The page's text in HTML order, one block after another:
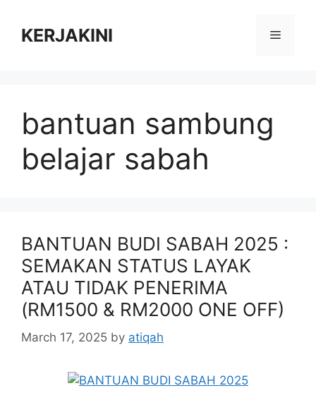
contentKERJAKINI Menu
bantuan sambung
belajar sabah
BANTUAN BUDI SABAH 2025 :
SEMAKAN STATUS LAYAK
ATAU TIDAK PENERIMA
(RM1500 & RM2000 ONE OFF)
March 17, 2025 by atiqah